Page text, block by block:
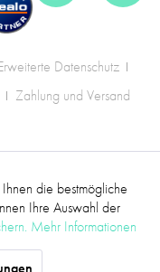
Datenschutz
Zahlung und Versand
Aktiv
die bestmögliche
Ihre Auswahl der
Mehr Informationen